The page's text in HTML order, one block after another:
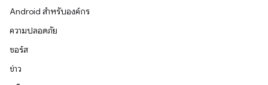
Android สำหรับองค์กร
ความปลอดภัย
ซอร์ส
ข่าว